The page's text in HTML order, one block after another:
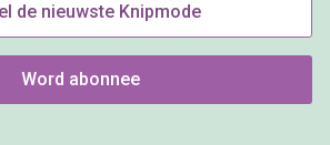
de nieuwste Knipmode
Word abonnee